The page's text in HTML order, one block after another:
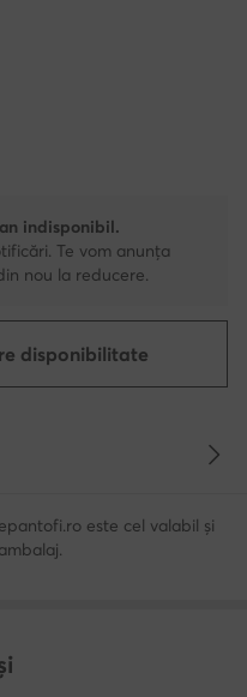
indisponibil.
Te vom anunța
nou la reducere.
disponibilitate
este cel valabil și